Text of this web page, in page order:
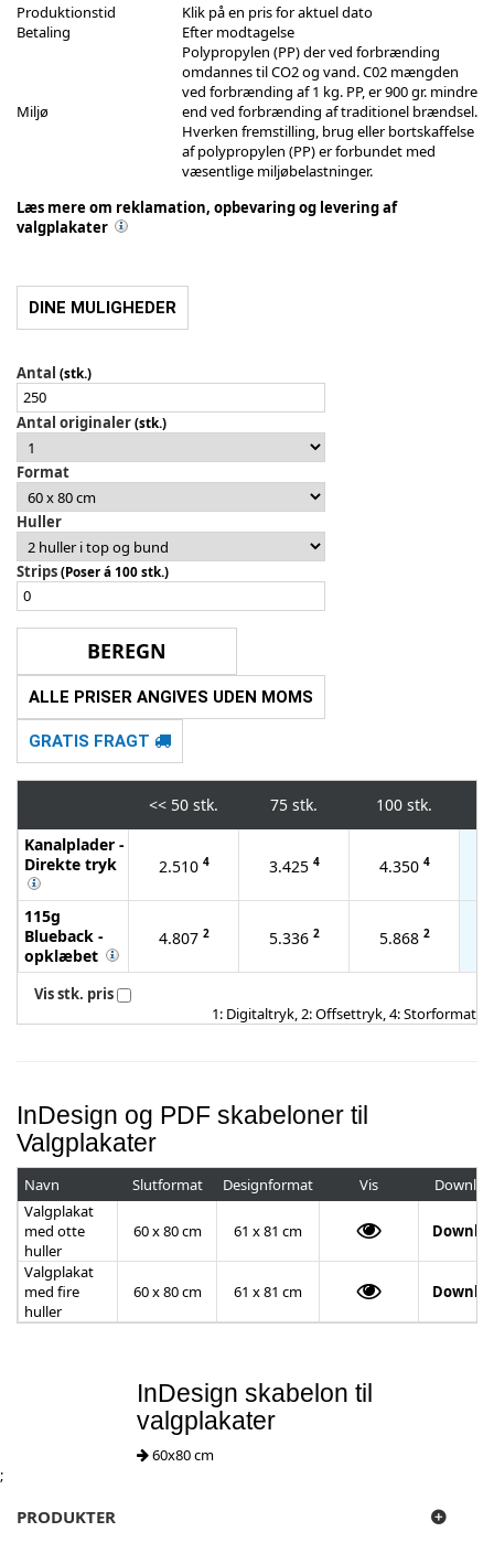
Produktionstid
Klik på en pris for aktuel dato
Betaling
Efter modtagelse
Miljø
Polypropylen (PP) der ved forbrænding
omdannes til CO2 og vand. C02 mængden
ved forbrænding af 1 kg. PP, er 900 gr. mindre
end ved forbrænding af traditionel brændsel.
Hverken fremstilling, brug eller bortskaffelse
af polypropylen (PP) er forbundet med
væsentlige miljøbelastninger.
Læs mere om reklamation, opbevaring og levering af
valgplakater
DINE MULIGHEDER
Antal (stk.)
Antal originaler(stk.)
Format
Huller
Strips(Poser á 100 stk.)
ALLE PRISER ANGIVES UDEN MOMS
GRATIS FRAGT
<< 50 stk. 75 stk. 100 stk.
Kanalplader -
Direkte tryk
2.510 4 3.425 4 4.350 4
115g
Blueback -
opklæbet
4.807 2 5.336 2 5.868 2
Vis stk. pris
1: Digitaltryk, 2: Offsettryk, 4: Storformat
InDesign og PDF skabeloner til
Valgplakater
Navn Slutformat Designformat Vis
Valgplakat
med otte
huller
60 x 80 cm 61 x 81 cm
Valgplakat
med fire
huller
60 x 80 cm 61 x 81 cm
InDesign skabelon til
valgplakater
60x80 cm
;
PRODUKTER